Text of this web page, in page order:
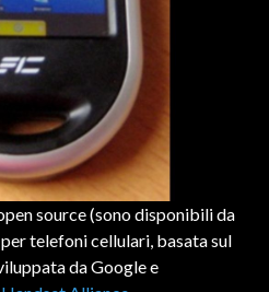
source (sono disponibili da
telefoni cellulari, basata sul
da Google e